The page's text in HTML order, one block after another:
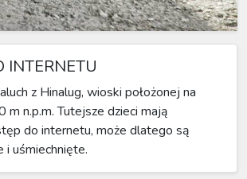
INTERNETU
z Hinalug, wioski położonej na
n.p.m. Tutejsze dzieci mają
do internetu, może dlatego są
uśmiechnięte.